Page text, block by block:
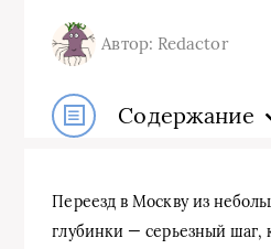
Автор: Redactor
Содержание
Переезд в Москву из
глубинки — серьезный шаг,